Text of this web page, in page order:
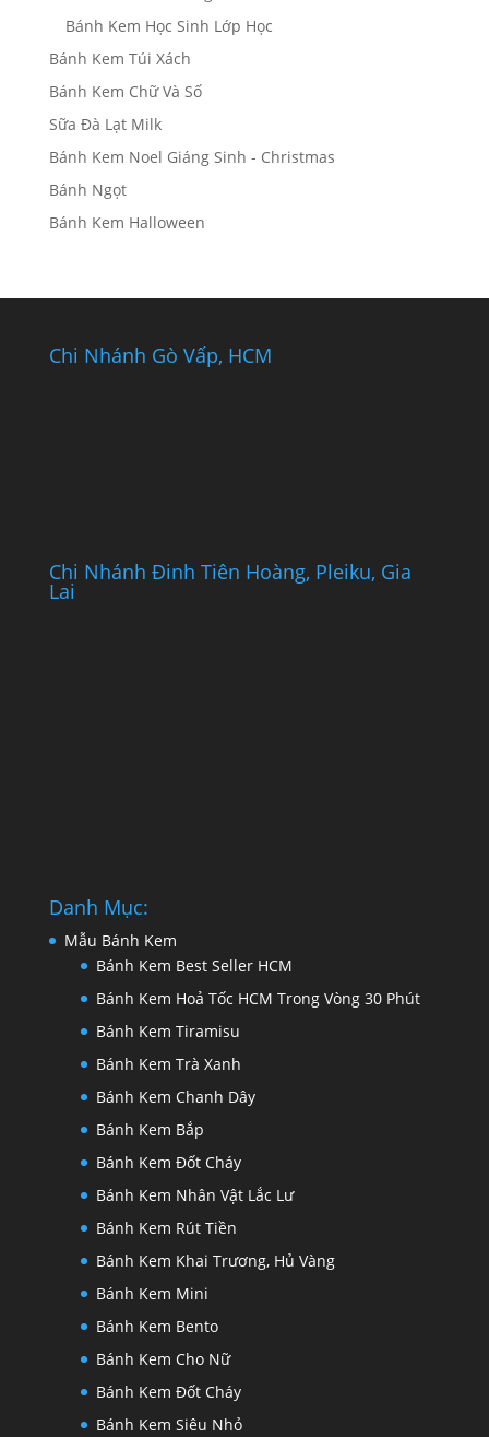
Bánh Kem Học Sinh Lớp Học
Bánh Kem Túi Xách
Bánh Kem Chữ Và Số
Sữa Đà Lạt Milk
Bánh Kem Noel Giáng Sinh - Christmas
Bánh Ngọt
Bánh Kem Halloween
Chi Nhánh Gò Vấp, HCM
Chi Nhánh Đinh Tiên Hoàng, Pleiku, Gia
Lai
Danh Mục:
Mẫu Bánh Kem
Bánh Kem Best Seller HCM
Bánh Kem Hoả Tốc HCM Trong Vòng 30 Phút
Bánh Kem Tiramisu
Bánh Kem Trà Xanh
Bánh Kem Chanh Dây
Bánh Kem Bắp
Bánh Kem Đốt Cháy
Bánh Kem Nhân Vật Lắc Lư
Bánh Kem Rút Tiền
Bánh Kem Khai Trương, Hủ Vàng
Bánh Kem Mini
Bánh Kem Bento
Bánh Kem Cho Nữ
Bánh Kem Đốt Cháy
Bánh Kem Siêu Nhỏ